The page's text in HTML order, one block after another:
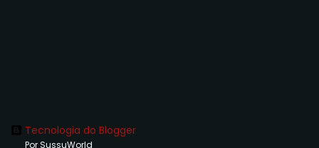
Tecnologia do Blogger
Por SussuWorld